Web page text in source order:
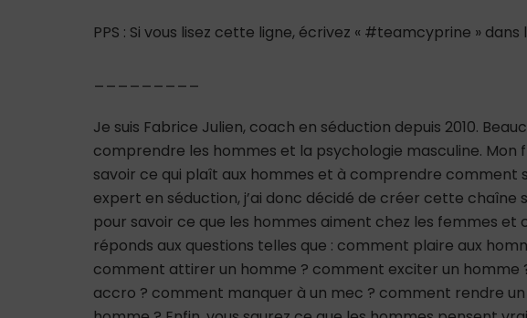
PPS : Si vous lisez cette ligne, écrivez « #teamcyprine »
Je suis Fabrice Julien, coach en séduction depuis 2010.
comprendre les hommes et la psychologie masculine.
savoir ce qui plaît aux hommes et à comprendre comment
expert en séduction, j’ai donc décidé de créer cette chaîne
pour savoir ce que les hommes aiment chez les femmes et
réponds aux questions telles que : comment plaire aux
comment attirer un homme ? comment exciter un homme
accro ? comment manquer à un mec ? comment rendre